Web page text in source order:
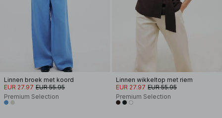
Linnen broek met koord
EUR 27.97 EUR 55.95
Premium Selection
Linnen wikkeltop met riem
EUR 27.97 EUR 55.95
Premium Selection